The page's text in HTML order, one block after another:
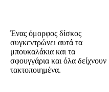
Ένας όμορφος δίσκος
συγκεντρώνει αυτά τα
μπουκαλάκια και τα
σφουγγάρια και όλα δείχνουν
τακτοποιημένα.